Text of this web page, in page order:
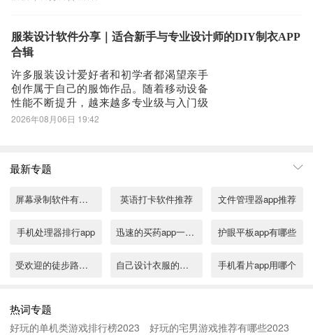
助手。该类应用经过主流安卓应用市场严
格审核，安装包纯净无捆绑，不携带强制
服装设计软件分享｜适合新手与专业设计师的DIY制衣APP
合辑
许多服装设计爱好者和初学者都渴望亲手
创作属于自己的服饰作品。随着移动设备
性能不断提升，越来越多专业级与入门级
的服装设计类应用进入大众视野。这类工
和时尚从业者提供了便捷高效的数字化解
2026年08月06日 19:42
最新专题
屏幕录制软件有哪些 英语打卡软件推荐 文件管理器app推荐
手机处理器排行app 迅速的买药app一小时送到推荐 护眼平板app有哪些
受欢迎的徒步路线轨迹图app合集 自己设计衣服的软件有哪些 手机看片app用哪个
改音乐标签app有哪些 免费一键换底色证件照app推荐 购物app哪个好
热词专题
好玩的单机类游戏排行榜2023 好玩的宅男游戏推荐有哪些2023